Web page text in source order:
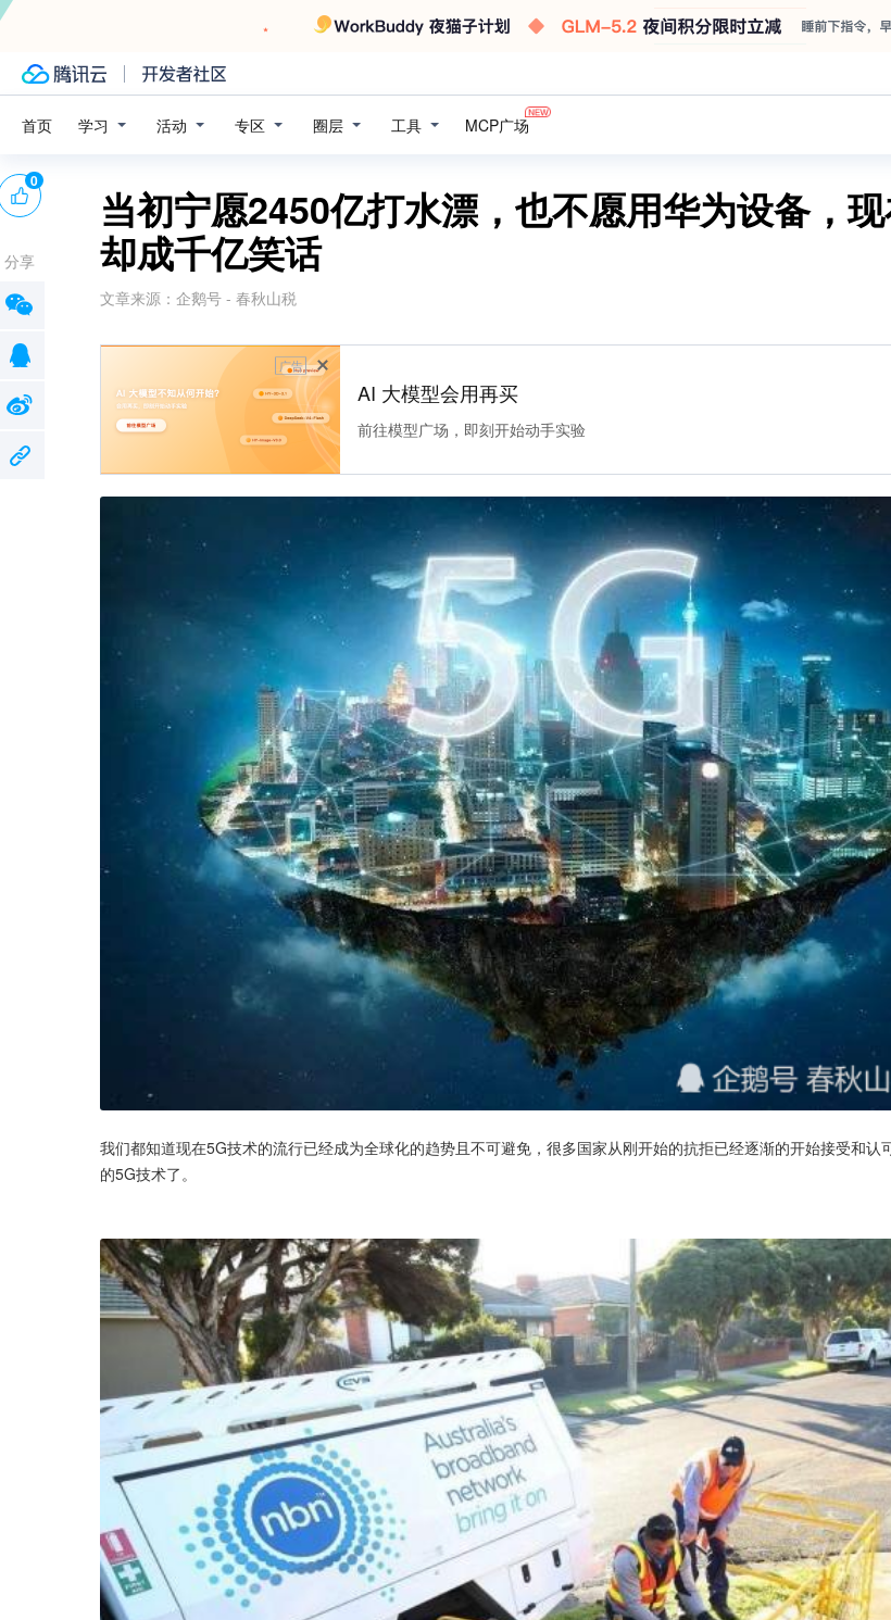
首页 学习 活动 专区 圈层 工具 MCP广场
当初宁愿2450亿打水漂，也不愿用华为设备，
却成千亿笑话
文章来源： 企鹅号 - 春秋山税
广告
AI 大模型会用再买
前往模型广场，即刻开始动手实验
我们都知道现在5G技术的流行已经成为全球化的趋势且不可避免，很多国家从刚开始的抗拒已经逐渐的开始接受和认
的5G技术了。
0
分享